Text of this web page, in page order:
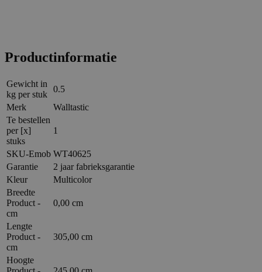
Productinformatie
Gewicht in
kg per stuk
0.5
Merk
Walltastic
Te bestellen
per [x]
stuks
1
SKU-Emob WT40625
Garantie
2 jaar fabrieksgarantie
Kleur
Multicolor
Breedte
Product -
cm
0,00 cm
Lengte
Product -
cm
305,00 cm
Hoogte